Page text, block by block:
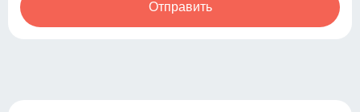
Отправить